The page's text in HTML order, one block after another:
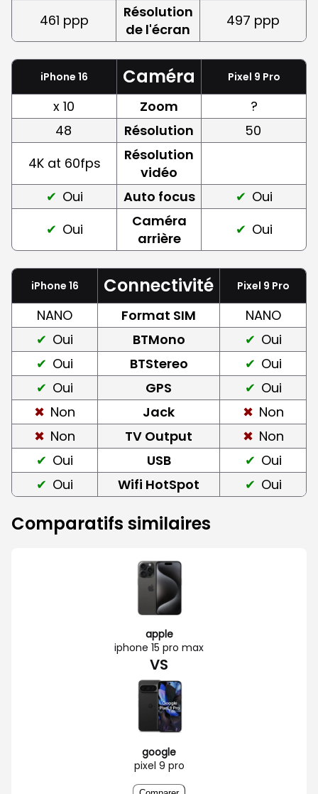
461 ppp
Résolution
de l'écran
497 ppp
iPhone 16 Caméra Pixel 9 Pro
x 10 Zoom
?
48
Résolution
50
4K at 60fps
Résolution
vidéo
Oui
Auto focus
Oui
Oui
Caméra
arrière
Oui
iPhone 16 Connectivité Pixel 9 Pro
NANO Format SIM
NANO
Oui
BTMono
Oui
Oui
BTStereo
Oui
Oui
GPS
Oui
Non
Jack
Non
Non
TV Output
Non
Oui
USB
Oui
Oui
Wifi HotSpot Oui
Comparatifs similaires
apple
iphone 15 pro max
VS
google
pixel 9 pro